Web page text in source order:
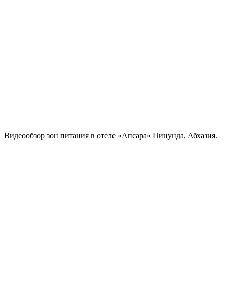
Видеообзор зон питания в отеле «Апсара» Пицунда, Абхазия.